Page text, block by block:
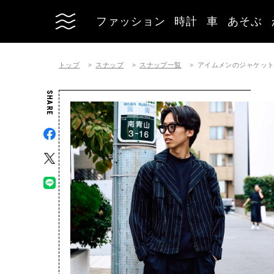
ファッション 時計 車 あそぶ
トップ スナップ スナップ一覧 アイムメンのジャケッ
SHARE